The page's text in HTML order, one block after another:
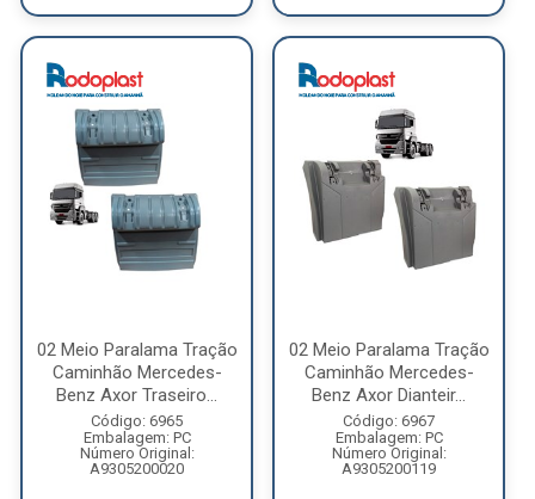
02 Meio Paralama Tração
Caminhão Mercedes-
Benz Axor Traseiro...
Código: 6965
Embalagem: PC
Número Original:
A9305200020
02 Meio Paralama Tração
Caminhão Mercedes-
Benz Axor Dianteir...
Código: 6967
Embalagem: PC
Número Original:
A9305200119